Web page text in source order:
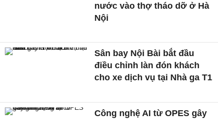
nước vào thợ tháo dỡ ở Hà
Nội
Sân bay Nội Bài bắt đầu
điều chỉnh làn đón khách
cho xe dịch vụ tại Nhà ga T1
Công nghệ AI từ OPES gây